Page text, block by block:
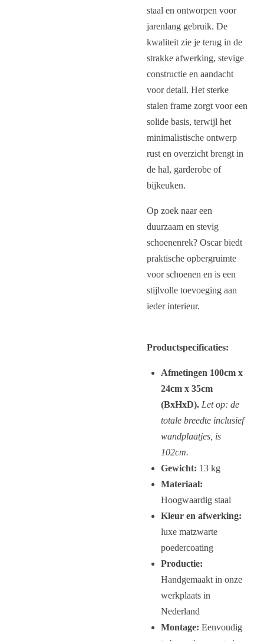
staal en ontworpen voor
jarenlang gebruik. De
kwaliteit zie je terug in de
strakke afwerking, stevige
constructie en aandacht
voor detail. Het sterke
stalen frame zorgt voor een
solide basis, terwijl het
minimalistische ontwerp
rust en overzicht brengt in
de hal, garderobe of
bijkeuken.
Op zoek naar een
duurzaam en stevig
schoenenrek? Oscar biedt
praktische opbergruimte
voor schoenen en is een
stijlvolle toevoeging aan
ieder interieur.
Productspecificaties:
Afmetingen 100cm x
24cm x 35cm
(BxHxD). Let op: de
totale breedte inclusief
wandplaatjes, is
102cm.
Gewicht: 13 kg
Materiaal:
Hoogwaardig staal
Kleur en afwerking:
luxe matzwarte
poedercoating
Productie:
Handgemaakt in onze
werkplaats in
Nederland
Montage: Eenvoudig